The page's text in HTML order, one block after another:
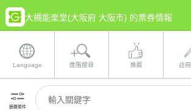
大槻能楽堂(大阪府 大阪市) 的票券情報
Language 進階搜尋 推薦 註
篩選條件